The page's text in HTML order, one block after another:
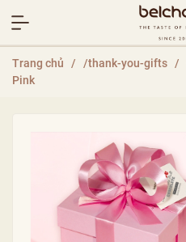
Trang chủ / /thank-you-gifts /
Pink